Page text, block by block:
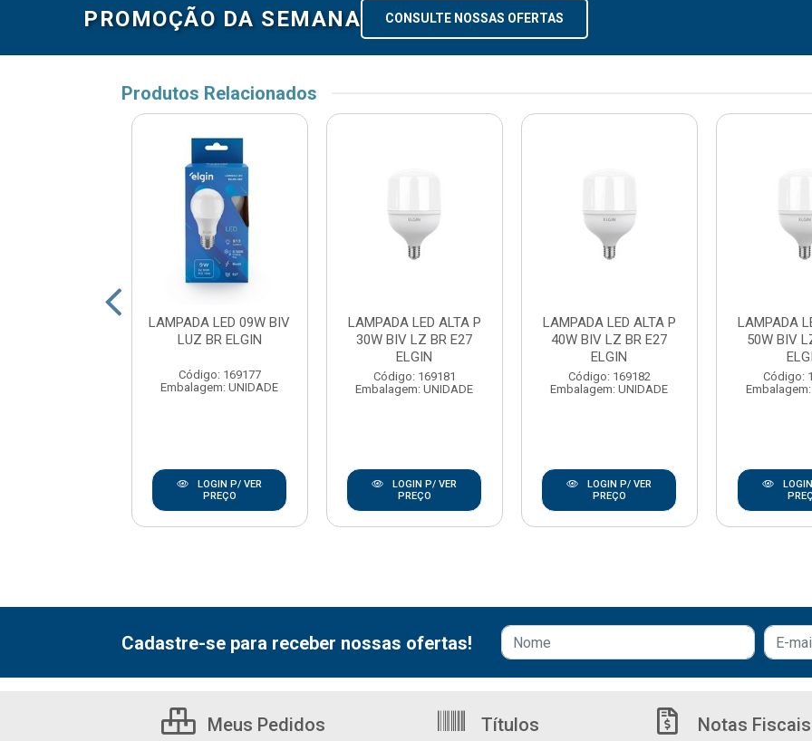
PROMOÇÃO DA SEMANA CONSULTE NOSSAS OFERTAS
Produtos Relacionados
LAMPADA LED 09W BIV
LUZ BR ELGIN
Código: 169177
Embalagem: UNIDADE
LOGIN P/ VER
PREÇO
LAMPADA LED ALTA P
30W BIV LZ BR E27
ELGIN
Código: 169181
Embalagem: UNIDADE
LOGIN P/ VER
PREÇO
LAMPADA LED ALTA P
40W BIV LZ BR E27
ELGIN
Código: 169182
Embalagem: UNIDADE
LOGIN P/ VER
PREÇO
LAMPADA
50W BIV
Código:
Cadastre-se para receber nossas ofertas!
Meus Pedidos Títulos Notas Fiscais